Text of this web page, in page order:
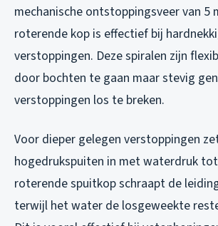
mechanische ontstoppingsveer van 5
roterende kop is effectief bij
verstoppingen. Deze spiralen zijn
door bochten te gaan maar stevig
verstoppingen los te breken.
Voor dieper gelegen verstoppingen
hogedrukspuiten in met waterdruk tot
roterende spuitkop schraapt de
terwijl het water de losgeweekte